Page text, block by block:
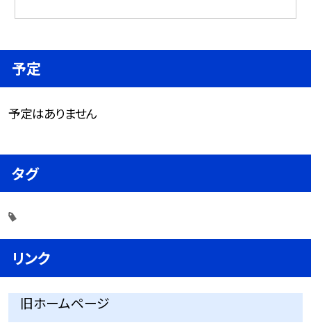
予定
予定はありません
タグ
リンク
旧ホームページ